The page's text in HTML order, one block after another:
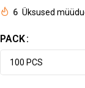
6 Üksused
PACK